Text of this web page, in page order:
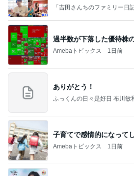
「吉田さんちのファミリー日
過半数が下落した優待株
Amebaトピックス 1日前
ありがとう！
ふっくんの日々是好日 布川敏和オフィシャルブロ
子育てで感情的になって
Amebaトピックス 1日前